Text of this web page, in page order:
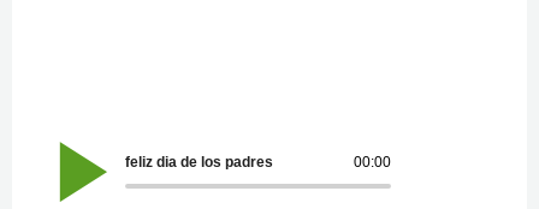
00:00
feliz dia de los padres